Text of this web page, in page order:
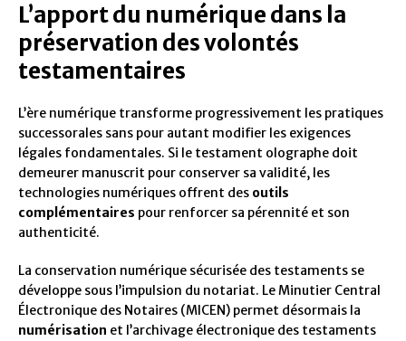
L’apport du numérique dans la
préservation des volontés
testamentaires
L’ère numérique transforme progressivement les pratiques
successorales sans pour autant modifier les exigences
légales fondamentales. Si le testament olographe doit
demeurer manuscrit pour conserver sa validité, les
technologies numériques offrent des outils
complémentaires pour renforcer sa pérennité et son
authenticité.
La conservation numérique sécurisée des testaments se
développe sous l’impulsion du notariat. Le Minutier Central
Électronique des Notaires (MICEN) permet désormais la
numérisation et l’archivage électronique des testaments